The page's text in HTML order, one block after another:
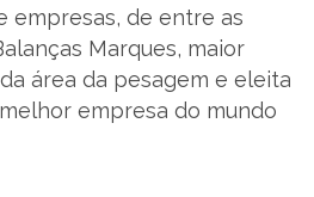
empresas, de entre as
Marques, maior
área da pesagem e eleita
empresa do mundo